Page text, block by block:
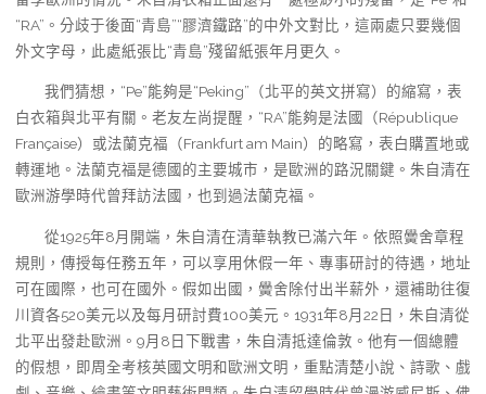
“RA”。分歧于後面“青島”“膠濟鐵路”的中外文對比，這兩處只要幾個
外文字母，此處紙張比“青島”殘留紙張年月更久。
我們猜想，“Pe”能夠是“Peking”（北平的英文拼寫）的縮寫，表
白衣箱與北平有關。老友左尚提醒，“RA”能夠是法國（République
Française）或法蘭克福（Frankfurt am Main）的略寫，表白購置地或
轉運地。法蘭克福是德國的主要城市，是歐洲的路況關鍵。朱自清在
歐洲游學時代曾拜訪法國，也到過法蘭克福。
從1925年8月開端，朱自清在清華執教已滿六年。依照黌舍章程
規則，傳授每任務五年，可以享用休假一年、專事研討的待遇，地址
可在國際，也可在國外。假如出國，黌舍除付出半薪外，還補助往復
川資各520美元以及每月研討費100美元。1931年8月22日，朱自清從
北平出發赴歐洲。9月8日下戰書，朱自清抵達倫敦。他有一個總體
的假想，即周全考核英國文明和歐洲文明，重點清楚小說、詩歌、戲